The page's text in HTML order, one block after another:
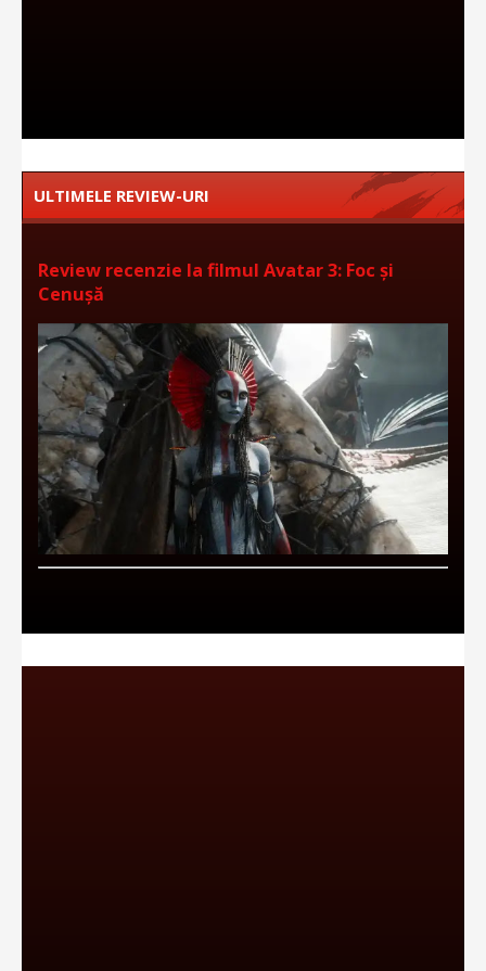
ULTIMELE REVIEW-URI
Review recenzie la filmul Avatar 3: Foc și
Cenușă